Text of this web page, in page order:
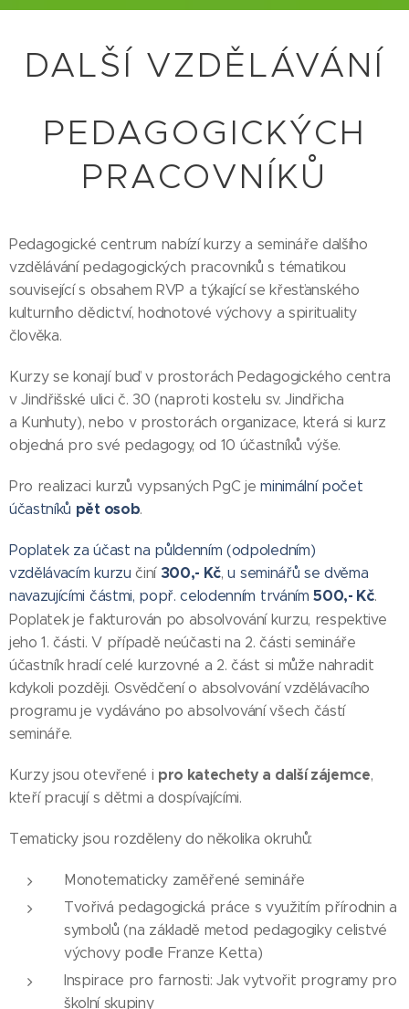
DALŠÍ VZDĚLÁVÁNÍ
PEDAGOGICKÝCH
PRACOVNÍKŮ
Pedagogické centrum nabízí kurzy a semináře dalšího
vzdělávání pedagogických pracovníků s tématikou
související s obsahem RVP a týkající se křesťanského
kulturního dědictví, hodnotové výchovy a spirituality
člověka.
Kurzy se konají buď v prostorách Pedagogického centra
v Jindřišské ulici č. 30 (naproti kostelu sv. Jindřicha
a Kunhuty), nebo v prostorách organizace, která si kurz
objedná pro své pedagogy, od 10 účastníků výše.
Pro realizaci kurzů vypsaných PgC jeminimální počet
účastníků pětosob.
Poplatek za účast na půldenním (odpoledním)
vzdělávacím kurzu činí 300,- Kč,u seminářů se dvěma
navazujícími částmi, popř. celodenním trváním500,- Kč.
Poplatek je fakturován po absolvování kurzu, respektive
jeho 1. části. V případě neúčasti na 2. části semináře
účastník hradí celé kurzovné a 2. část si může nahradit
kdykoli později. Osvědčení o absolvování vzdělávacího
programu je vydáváno po absolvování všech částí
semináře.
Kurzy jsou otevřené i pro katechety a další zájemce,
kteří pracují s dětmi a dospívajícími.
Tematicky jsou rozděleny do několika okruhů:
Monotematicky zaměřené semináře
Tvořivá pedagogická práce s využitím přírodnin a
symbolů (na základě metod pedagogiky celistvé
výchovy podle Franze Ketta)
Inspirace pro farnosti: Jak vytvořit programy pro
školní skupiny